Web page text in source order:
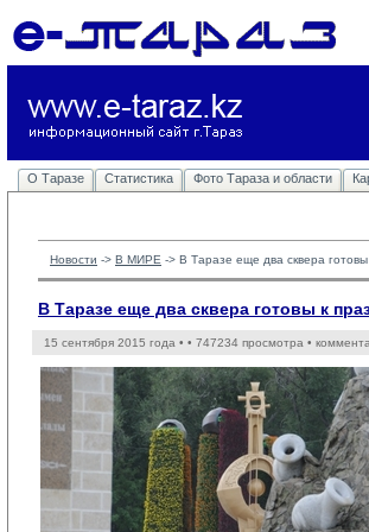
О Таразе Статистика Фото Тараза и области
Новости -> В МИРЕ -> В Таразе еще два сквера
В Таразе еще два сквера готовы к
15 сентября 2015 года • • 747234 просмотра •